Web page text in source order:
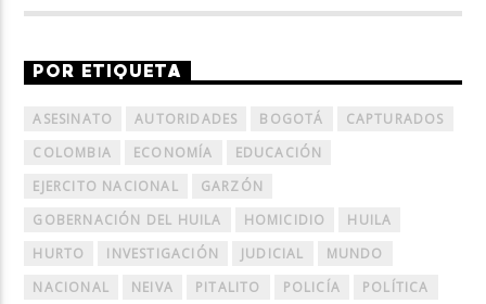
POR ETIQUETA
ASESINATO AUTORIDADES BOGOTÁ
CAPTURADOS
COLOMBIA
ECONOMÍA
EDUCACIÓN
EJERCITO NACIONAL
GARZÓN
GOBERNACIÓN DEL HUILA
HOMICIDIO
HUILA
HURTO
INVESTIGACIÓN JUDICIAL
MUNDO
NACIONAL
NEIVA PITALITO POLICÍA
POLÍTICA